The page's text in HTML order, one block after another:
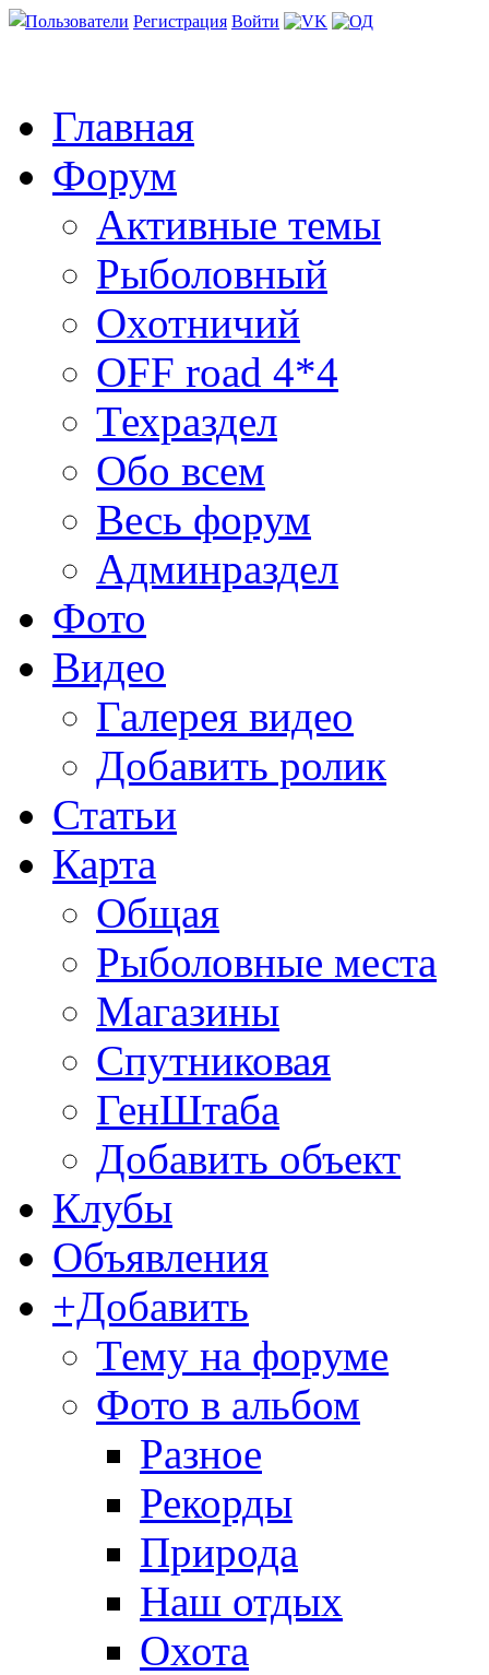
Пользователи Регистрация Войти
Главная
Форум
Активные темы
Рыболовный
Охотничий
OFF road 4*4
Техраздел
Обо всем
Весь форум
Админраздел
Фото
Видео
Галерея видео
Добавить ролик
Статьи
Карта
Общая
Рыболовные места
Магазины
Спутниковая
ГенШтаба
Добавить объект
Клубы
Объявления
+Добавить
Тему на форуме
Фото в альбом
Разное
Рекорды
Природа
Наш отдых
Охота